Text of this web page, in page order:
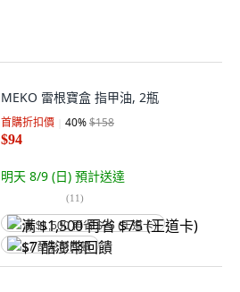
MEKO 雷根寶盒 指甲油, 2瓶
首購折扣價 40%$158
$94
明天 8/9 (日) 預計送達
(11)
满 $1,500 再省 $75 (王道卡)
$7 酷澎幣回饋